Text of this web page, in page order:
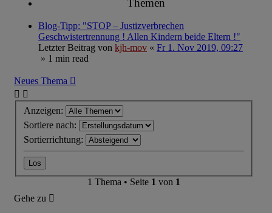
Themen
Blog-Tipp: "STOP – Justizverbrechen
Geschwistertrennung ! Allen Kindern beide Eltern !"
Letzter Beitrag von kjh-mov « Fr 1. Nov 2019, 09:27
» 1 min read
Neues Thema
Anzeigen:
Sortiere nach:
Sortierrichtung:
1 Thema • Seite 1 von 1
Gehe zu